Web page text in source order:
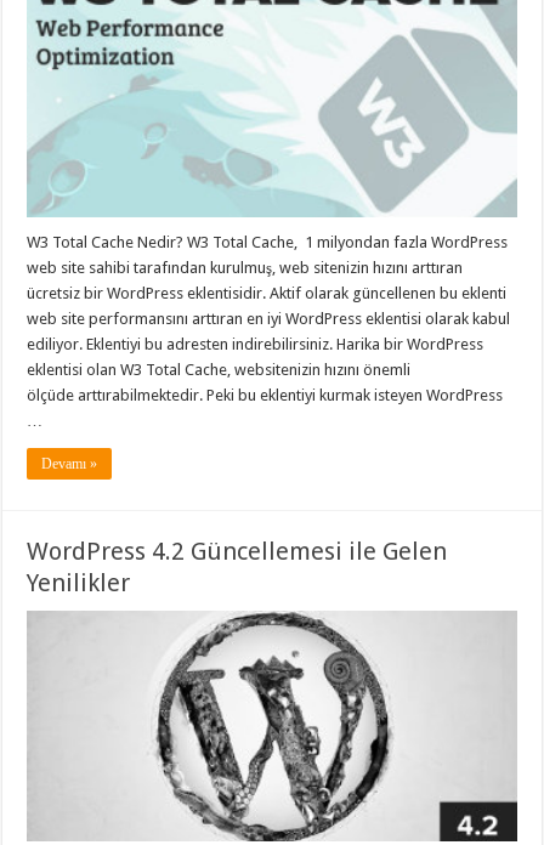
W3 Total Cache Nedir? W3 Total Cache, 1 milyondan fazla WordPress
web site sahibi tarafından kurulmuş, web sitenizin hızını arttıran
ücretsiz bir WordPress eklentisidir. Aktif olarak güncellenen bu eklenti
web site performansını arttıran en iyi WordPress eklentisi olarak kabul
ediliyor. Eklentiyi bu adresten indirebilirsiniz. Harika bir WordPress
eklentisi olan W3 Total Cache, websitenizin hızını önemli
ölçüde arttırabilmektedir. Peki bu eklentiyi kurmak isteyen WordPress
…
Devamı »
WordPress 4.2 Güncellemesi ile Gelen
Yenilikler